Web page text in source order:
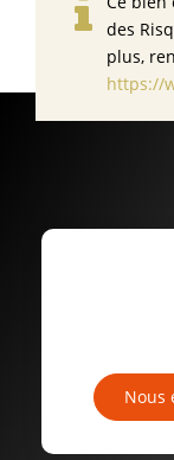
des
plus,
https://
Nous